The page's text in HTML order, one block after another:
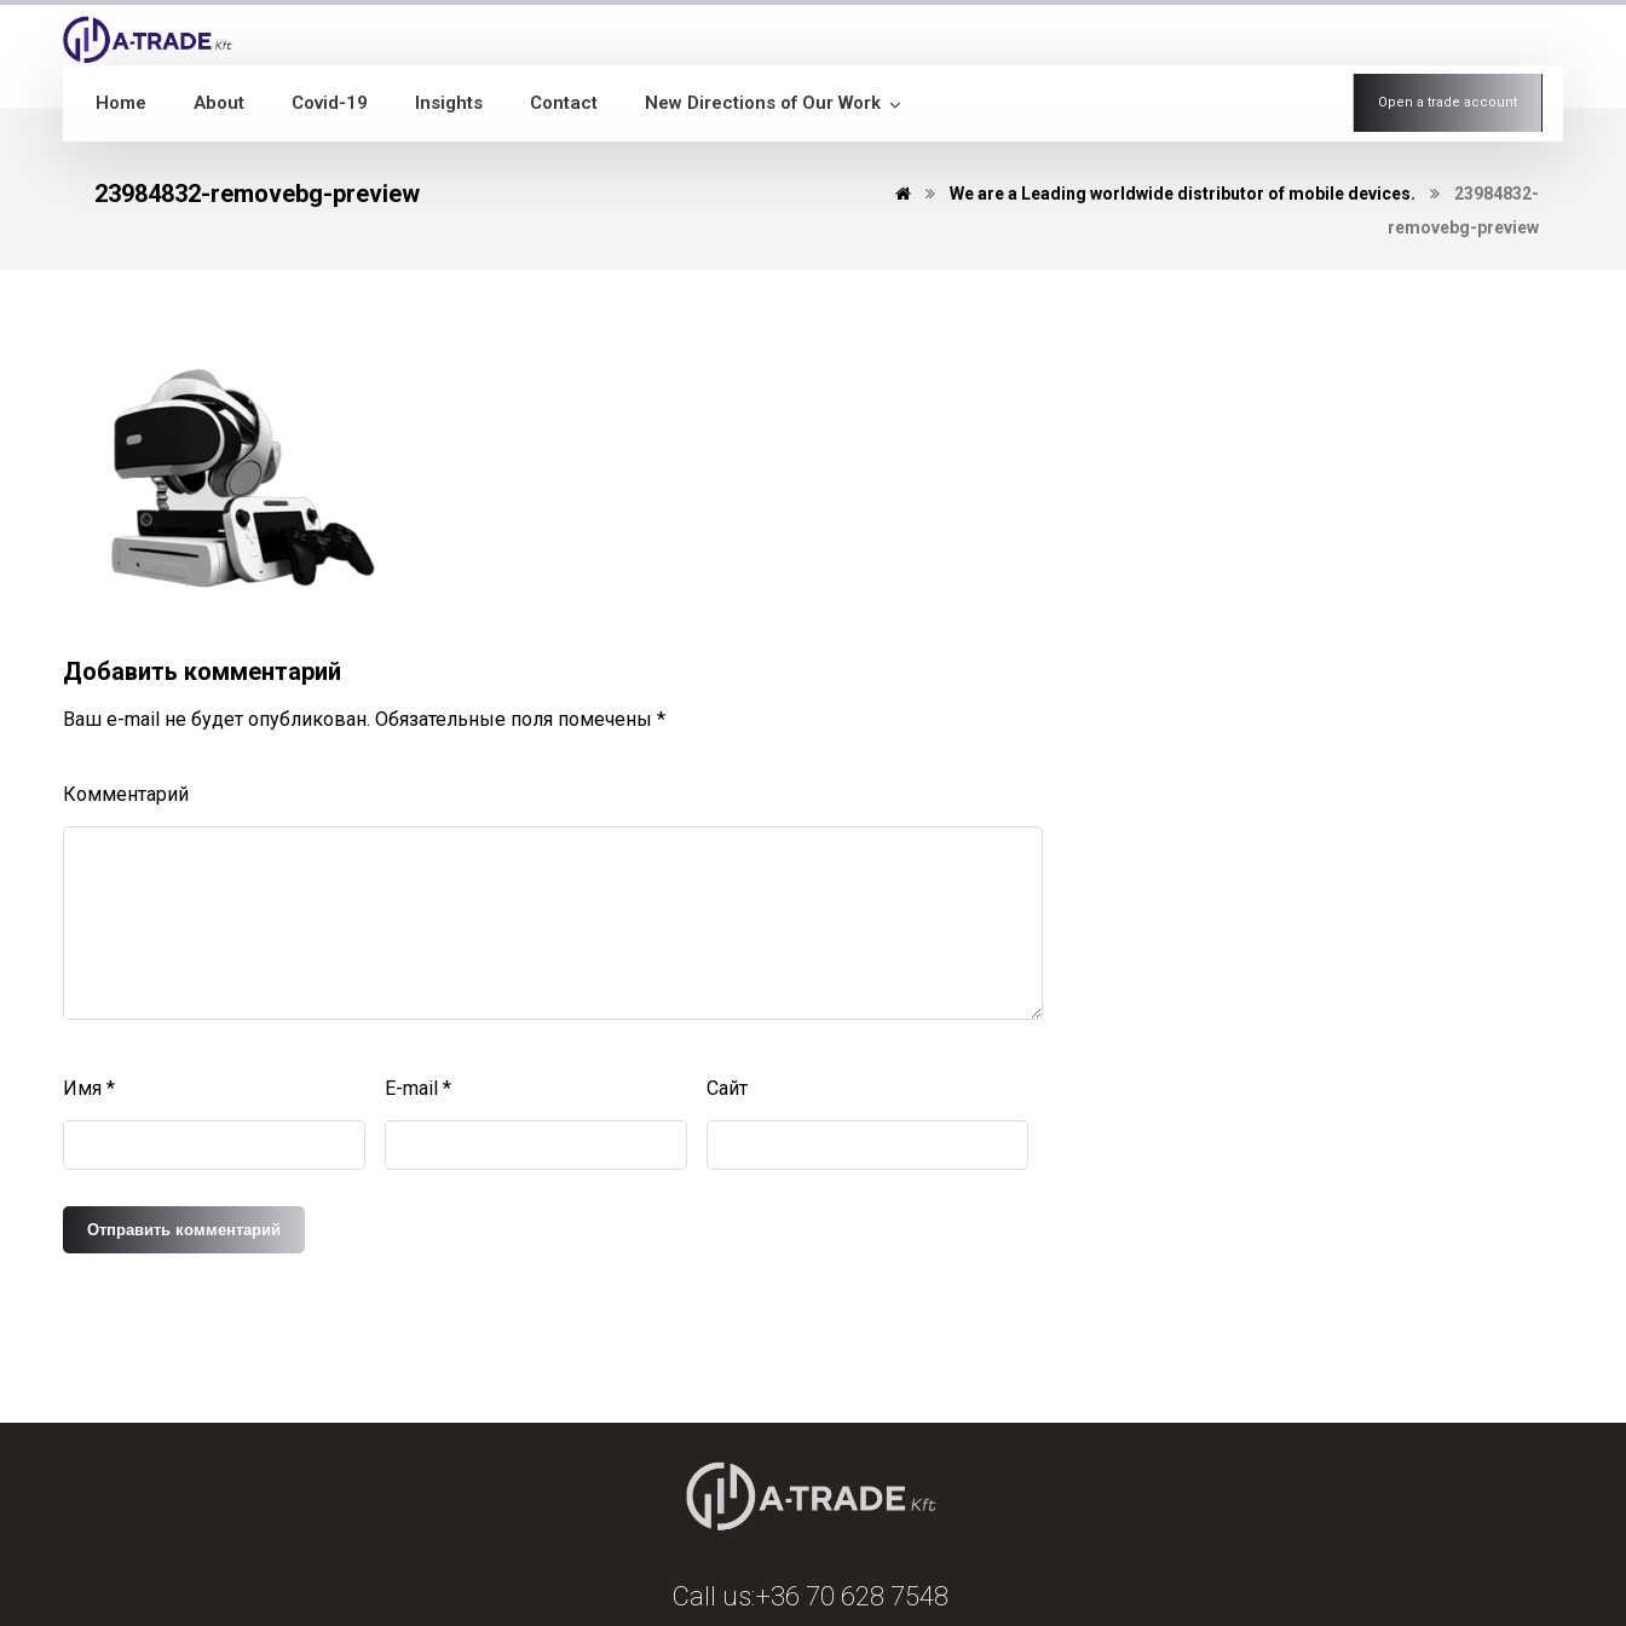
Home About Covid-19 Insights Contact New Directions of Our Work Open a trade account
23984832-removebg-preview We are a Leading worldwide distributor of mobile devices.
23984832-
removebg-preview
Добавить комментарий
Ваш e-mail не будет опубликован. Обязательные поля помечены *
Комментарий
Имя * E-mail* Сайт
Отправить комментарий
Call us:+36 70 628 7548